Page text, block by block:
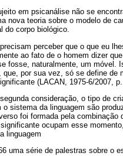
em psicanálise não se
nova teoria sobre o modelo de
do corpo biológico.
perceber que o que eu
ao fato de o homem dizer
fosse, naturalmente, um móvel.
que, por sua vez, só se define de
(LACAN, 1975-6/2007, p.
consideração, o tipo de
o sistema da linguagem são
foi formada pela
ocupam esse
linguagem
uma série de palestras sobre o